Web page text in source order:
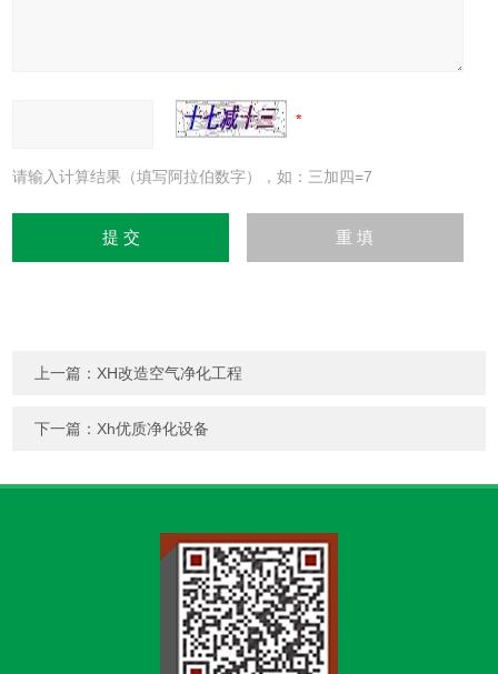
请输入计算结果（填写阿拉伯数字），如：三加四=7
上一篇：XH改造空气净化工程
下一篇：Xh优质净化设备